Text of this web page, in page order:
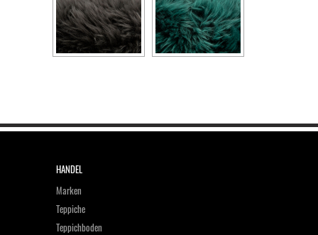
HANDEL
Marken
Teppiche
Teppichboden